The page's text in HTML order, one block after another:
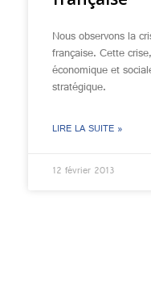
Nous observons la
française. Cette
économique et
stratégique.
LIRE LA SUITE »
12 février 2013